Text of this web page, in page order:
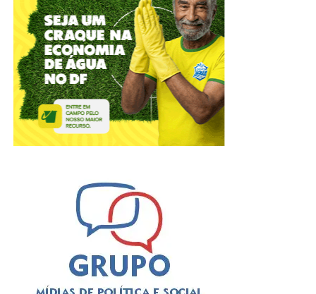
transportados ao endereço indicado por eles ou, caso
não haja um ponto fixo, os objetos pessoais serão
levados ao depósito (SIA Trecho 4, lotes 1380/1420),
para retirada em até 60 dias, sem qualquer custo
para o responsável.